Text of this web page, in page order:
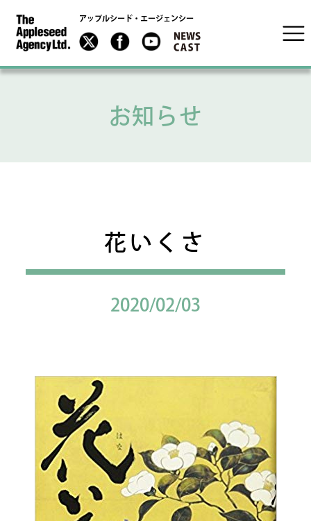
アップルシード・エージェンシー
お知らせ
花いくさ
2020/02/03